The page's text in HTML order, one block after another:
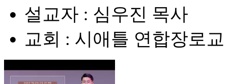
설교자 : 심우진 목사
교회 : 시애틀 연합장로